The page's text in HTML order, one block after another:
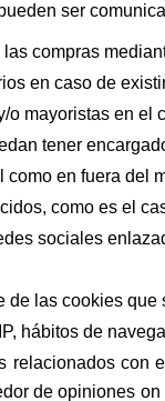
ser
compras
en caso de
mayoristas en el
tener
en fuera del
como es el
sociales
de las cookies
hábitos de
relacionados
de opiniones